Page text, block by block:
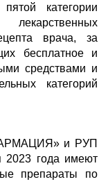
категории
врача, за
бесплатное и
средствами и
категорий
и РУП
2023 года имеют
препараты по